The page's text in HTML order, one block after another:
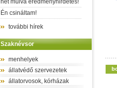
hét múlva eredményhirdetés!
Én csináltam!
további hírek
Szaknévsor
menhelyek
állatvédő szervezetek
állatorvosok, kórházak